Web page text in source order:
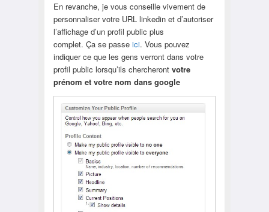
En revanche, je vous conseille vivement de
personnaliser votre URL linkedin et d’autoriser
l’affichage d’un profil public plus
complet. Ça se passe ici. Vous pouvez
indiquer ce que les gens verront dans votre
profil public lorsqu’ils chercheront votre
prénom et votre nom dans google